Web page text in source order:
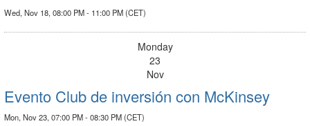
Wed, Nov 18, 08:00 PM - 11:00 PM (CET)
Monday
23
Nov
Evento Club de inversión con McKinsey
Mon, Nov 23, 07:00 PM - 08:30 PM (CET)